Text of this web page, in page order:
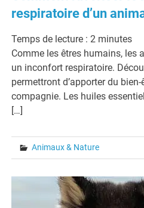
respiratoire d’un
Temps de lecture : 2 minutes
Comme les êtres humains, les
un inconfort respiratoire.
permettront d’apporter du
compagnie. Les huiles
[…]
Animaux & Nature